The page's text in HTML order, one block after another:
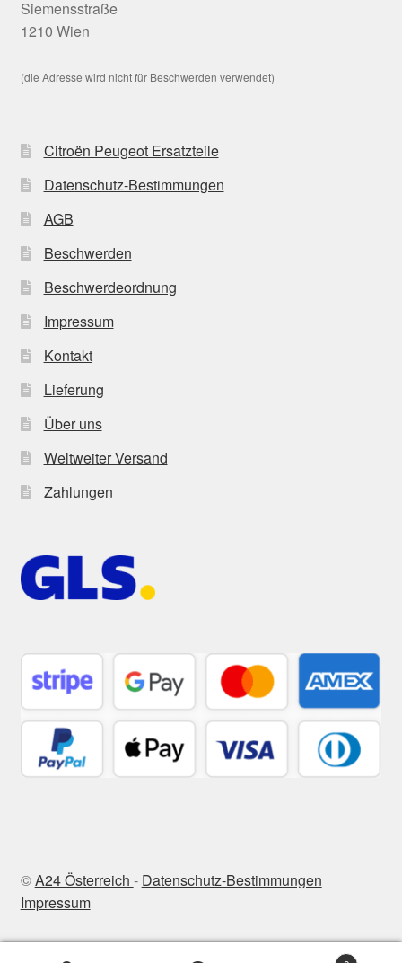
Siemensstraße
1210 Wien
(die Adresse wird nicht für Beschwerden verwendet)
Citroën Peugeot Ersatzteile
Datenschutz-Bestimmungen
AGB
Beschwerden
Beschwerdeordnung
Impressum
Kontakt
Lieferung
Über uns
Weltweiter Versand
Zahlungen
©A24 Österreich - Datenschutz-Bestimmungen
Impressum